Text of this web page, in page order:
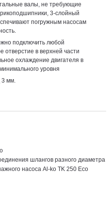
валы, не требующие
3-слойный
погружным насосам
подключить любой
отверстие в верхней части
охлаждение двигателя в
уровня
мм.
шлангов разного диаметра
насоса Al-ko TK 250 Eco